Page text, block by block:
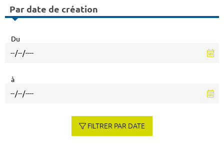
Par date de création
Du
à
FILTRER PAR DATE